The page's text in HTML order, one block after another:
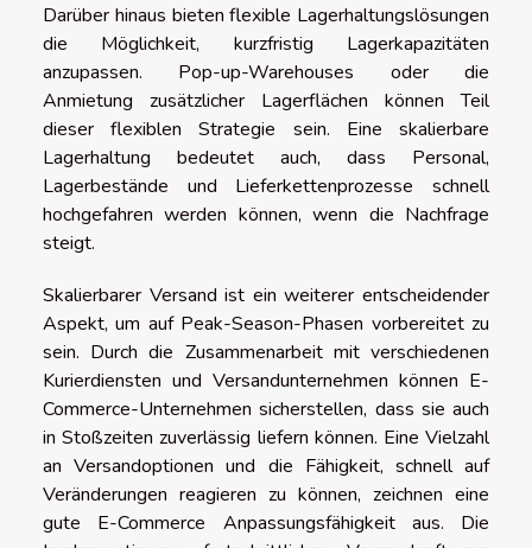
Darüber hinaus bieten flexible Lagerhaltungslösungen
die Möglichkeit, kurzfristig Lagerkapazitäten
anzupassen. Pop-up-Warehouses oder die
Anmietung zusätzlicher Lagerflächen können Teil
dieser flexiblen Strategie sein. Eine skalierbare
Lagerhaltung bedeutet auch, dass Personal,
Lagerbestände und Lieferkettenprozesse schnell
hochgefahren werden können, wenn die Nachfrage
steigt.
Skalierbarer Versand ist ein weiterer entscheidender
Aspekt, um auf Peak-Season-Phasen vorbereitet zu
sein. Durch die Zusammenarbeit mit verschiedenen
Kurierdiensten und Versandunternehmen können E-
Commerce-Unternehmen sicherstellen, dass sie auch
in Stoßzeiten zuverlässig liefern können. Eine Vielzahl
an Versandoptionen und die Fähigkeit, schnell auf
Veränderungen reagieren zu können, zeichnen eine
gute E-Commerce Anpassungsfähigkeit aus. Die